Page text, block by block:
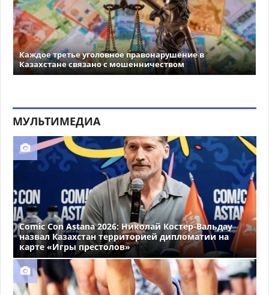
Каждое третье уголовное правонарушение в
Казахстане связано с мошенничеством
МУЛЬТИМЕДИА
Comic Con Astana 2026: Николай Костер-Вальдау
назвал Казахстан территорией дипломатии на
карте «Игры престолов»